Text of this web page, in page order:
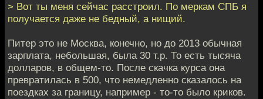
> Вот ты меня сейчас расстроил. По меркам СПБ я
получается даже не бедный, а нищий.
Питер это не Москва, конечно, но до 2013 обычная
зарплата, небольшая, была 30 т.р. То есть тысяча
долларов, в общем-то. После скачка курса она
превратилась в 500, что немедленно сказалось на
поездках за границу, например - то-то было криков.